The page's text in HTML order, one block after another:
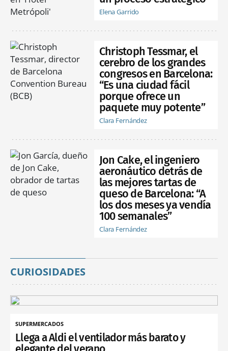
Elena Garrido
Christoph Tessmar, el
cerebro de los grandes
congresos en Barcelona:
“Es una ciudad fácil
porque ofrece un
paquete muy potente”
Clara Fernández
Jon Cake, el ingeniero
aeronáutico detrás de
las mejores tartas de
queso de Barcelona: “A
los dos meses ya vendía
100 semanales”
Clara Fernández
CURIOSIDADES
SUPERMERCADOS
Llega a Aldi el ventilador más barato y